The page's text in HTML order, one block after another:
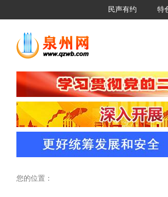
民声有约 特
您的位置：